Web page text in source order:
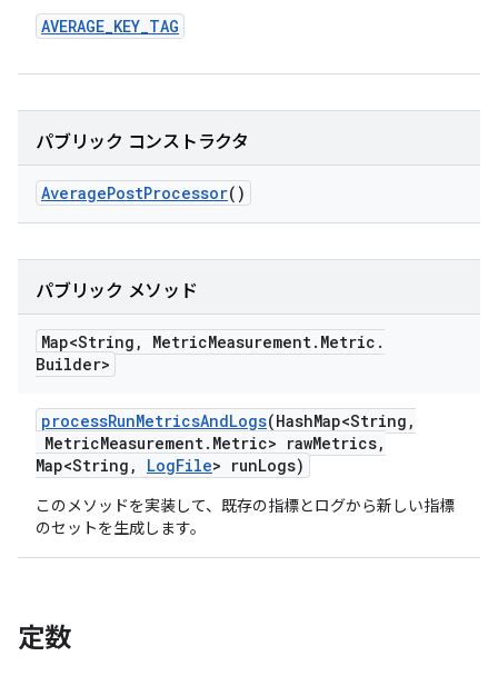
AVERAGE_KEY_TAG
パブリック コンストラクタ
AveragePostProcessor()
パブリック メソッド
Map<String , MetricMeasurement. Metric .
Builder>
processRunMetricsAndLogs(HashMap<String ,
MetricMeasurement. Metric> rawMetrics,
Map<String , LogFile> runLogs)
このメソッドを実装して、既存の指標とログから新しい指標
のセットを生成します。
定数